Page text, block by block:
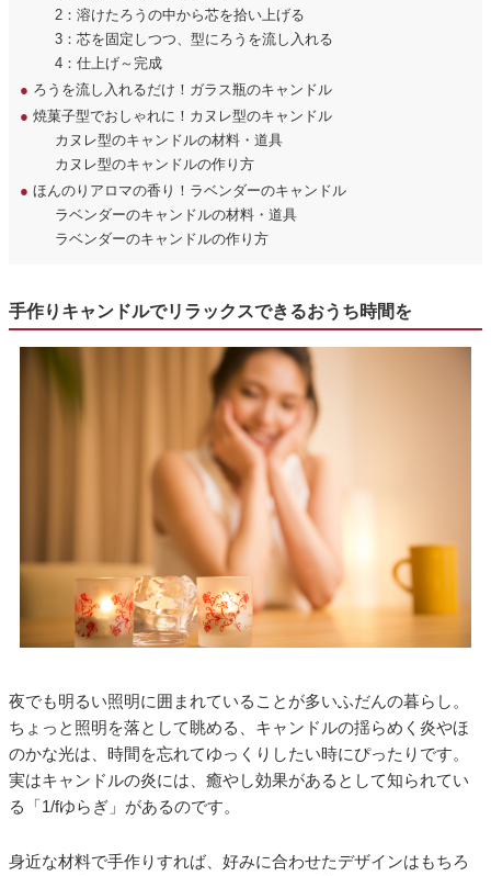
2：溶けたろうの中から芯を拾い上げる
3：芯を固定しつつ、型にろうを流し入れる
4：仕上げ～完成
● ろうを流し入れるだけ！ガラス瓶のキャンドル
● 焼菓子型でおしゃれに！カヌレ型のキャンドル
カヌレ型のキャンドルの材料・道具
カヌレ型のキャンドルの作り方
● ほんのりアロマの香り！ラベンダーのキャンドル
ラベンダーのキャンドルの材料・道具
ラベンダーのキャンドルの作り方
手作りキャンドルでリラックスできるおうち時間を
夜でも明るい照明に囲まれていることが多いふだんの暮らし。
ちょっと照明を落として眺める、キャンドルの揺らめく炎やほ
のかな光は、時間を忘れてゆっくりしたい時にぴったりです。
実はキャンドルの炎には、癒やし効果があるとして知られてい
る「1/fゆらぎ」があるのです。
身近な材料で手作りすれば、好みに合わせたデザインはもちろ